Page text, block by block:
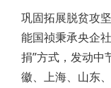
巩固拓展脱贫攻
能国祯秉承央企
捐”方式，发动中
徽、上海、山东